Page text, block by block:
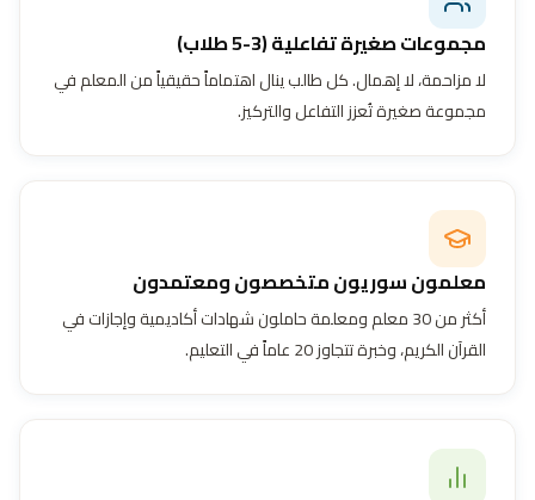
مجموعات صغيرة تفاعلية (3-5 طلاب)
لا مزاحمة، لا إهمال. كل طالب ينال اهتماماً حقيقياً من المعلم في
مجموعة صغيرة تُعزز التفاعل والتركيز.
معلمون سوريون متخصصون ومعتمدون
أكثر من 30 معلم ومعلمة حاملون شهادات أكاديمية وإجازات في
القرآن الكريم، وخبرة تتجاوز 20 عاماً في التعليم.